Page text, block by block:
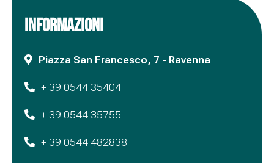
INFORMAZIONI
Piazza San Francesco, 7 - Ravenna
+ 39 0544 35404
+ 39 0544 35755
+ 39 0544 482838